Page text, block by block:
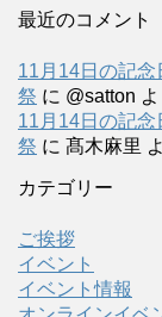
最近のコメント
11月14日の記
祭 に @satton よ
11月14日の記
祭 に 髙木麻里
カテゴリー
ご挨拶
イベント
イベント情報